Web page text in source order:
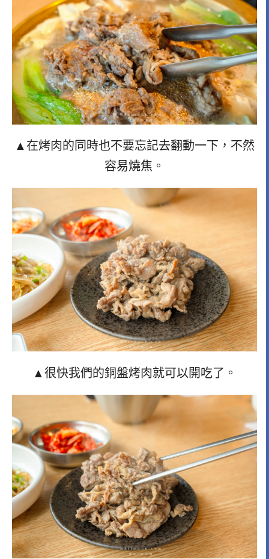
▲在烤肉的同時也不要忘記去翻動一下，不然
容易燒焦。
▲很快我們的銅盤烤肉就可以開吃了。